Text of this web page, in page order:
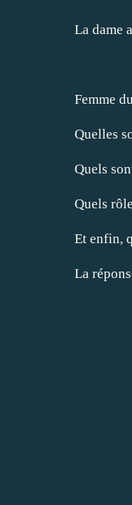
La dame
Femme
Quelles
Quels
Quels
Et enfin,
La